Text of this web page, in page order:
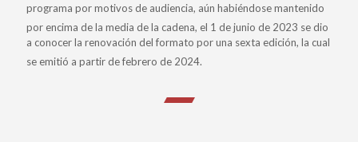
programa por motivos de audiencia, aún habiéndose mantenido
por encima de la media de la cadena, el 1 de junio de 2023 se dio
a conocer la renovación del formato por una sexta edición, la cual
se emitió a partir de febrero de 2024.